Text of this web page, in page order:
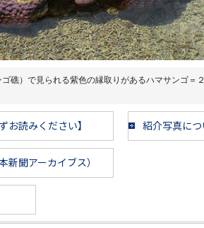
礁）で見られる紫色の縁取りがあるハマサンゴ＝
お読みください】 紹介写真に
新聞アーカイブス）